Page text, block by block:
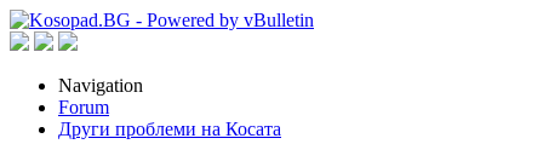
Navigation
Forum
Други проблеми на Косата